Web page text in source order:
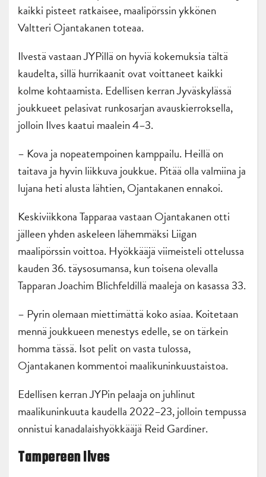
kaikki pisteet ratkaisee, maalipörssin ykkönen
Valtteri Ojantakanen toteaa.
Ilvestä vastaan JYPillä on hyviä kokemuksia tältä
kaudelta, sillä hurrikaanit ovat voittaneet kaikki
kolme kohtaamista. Edellisen kerran Jyväskylässä
joukkueet pelasivat runkosarjan avauskierroksella,
jolloin Ilves kaatui maalein 4–3.
– Kova ja nopeatempoinen kamppailu. Heillä on
taitava ja hyvin liikkuva joukkue. Pitää olla valmiina ja
lujana heti alusta lähtien, Ojantakanen ennakoi.
Keskiviikkona Tapparaa vastaan Ojantakanen otti
jälleen yhden askeleen lähemmäksi Liigan
maalipörssin voittoa. Hyökkääjä viimeisteli ottelussa
kauden 36. täysosumansa, kun toisena olevalla
Tapparan Joachim Blichfeldillä maaleja on kasassa 33.
– Pyrin olemaan miettimättä koko asiaa. Koitetaan
mennä joukkueen menestys edelle, se on tärkein
homma tässä. Isot pelit on vasta tulossa,
Ojantakanen kommentoi maalikuninkuustaistoa.
Edellisen kerran JYPin pelaaja on juhlinut
maalikuninkuuta kaudella 2022–23, jolloin tempussa
onnistui kanadalaishyökkääjä Reid Gardiner.
Tampereen Ilves